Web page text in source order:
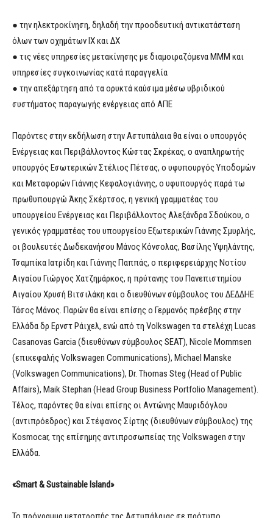
● την ηλεκτροκίνηση, δηλαδή την προοδευτική αντικατάσταση
όλων των οχημάτων ΙΧ και ΔΧ
● τις νέες υπηρεσίες μετακίνησης με διαμοιραζόμενα ΜΜΜ και
υπηρεσίες συγκοινωνίας κατά παραγγελία
● την απεξάρτηση από τα ορυκτά καύσιμα μέσω υβριδικού
συστήματος παραγωγής ενέργειας από ΑΠΕ
Παρόντες στην εκδήλωση στην Αστυπάλαια θα είναι ο υπουργός
Ενέργειας και Περιβάλλοντος Κώστας Σκρέκας, ο αναπληρωτής
υπουργός Εσωτερικών Στέλιος Πέτσας, ο υφυπουργός Υποδομών
και Μεταφορών Γιάννης Κεφαλογιάννης, ο υφυπουργός παρά τω
πρωθυπουργώ Άκης Σκέρτσος, η γενική γραμματέας του
υπουργείου Ενέργειας και Περιβάλλοντος Αλεξάνδρα Σδούκου, ο
γενικός γραμματέας του υπουργείου Εξωτερικών Γιάννης Σμυρλής,
οι βουλευτές Δωδεκανήσου Μάνος Κόνσολας, Βασίλης Υψηλάντης,
Τσαμπίκα Ιατρίδη και Γιάννης Παππάς, ο περιφερειάρχης Νοτίου
Αιγαίου Γιώργος Χατζημάρκος, η πρύτανης του Πανεπιστημίου
Αιγαίου Χρυσή Βιτσιλάκη και ο διευθύνων σύμβουλος του ΔΕΔΔΗΕ
Τάσος Μάνος. Παρών θα είναι επίσης ο Γερμανός πρέσβης στην
Ελλάδα δρ Ερνστ Ράιχελ, ενώ από τη Volkswagen τα στελέχη Lucas
Casanovas Garcia (διευθύνων σύμβουλος SEAT), Nicole Mommsen
(επικεφαλής Volkswagen Communications), Michael Manske
(Volkswagen Communications), Dr. Thomas Steg (Head of Public
Affairs), Maik Stephan (Head Group Business Portfolio Management).
Τέλος, παρόντες θα είναι επίσης οι Αντώνης Μαυριδόγλου
(αντιπρόεδρος) και Στέφανος Σίρτης (διευθύνων σύμβουλος) της
Κosmocar, της επίσημης αντιπροσωπείας της Volkswagen στην
Ελλάδα.
«Smart & Sustainable Island»